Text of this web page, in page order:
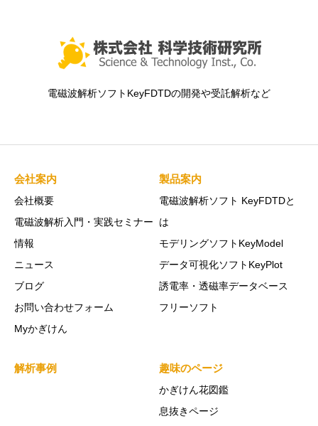
電磁波解析ソフトKeyFDTDの開発や受託解析など
会社案内
会社概要
電磁波解析入門・実践セミナー
情報
ニュース
ブログ
お問い合わせフォーム
Myかぎけん
製品案内
電磁波解析ソフト KeyFDTDと
は
モデリングソフトKeyModel
データ可視化ソフトKeyPlot
誘電率・透磁率データベース
フリーソフト
解析事例 趣味のページ
かぎけん花図鑑
息抜きページ